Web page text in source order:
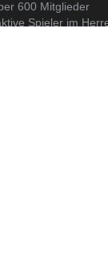
600 Mitglieder
Spieler im